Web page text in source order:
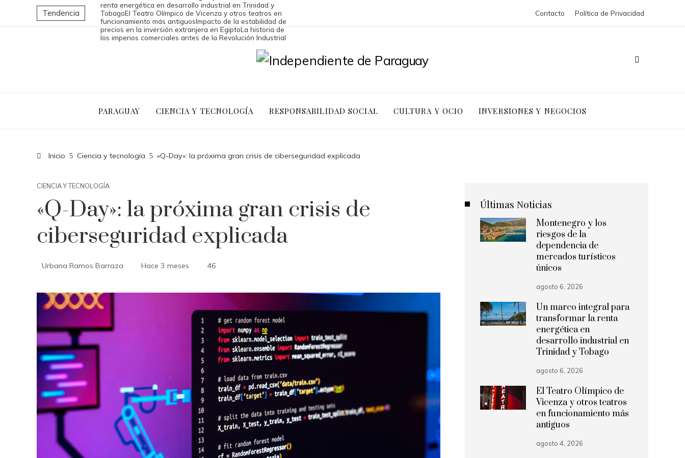
Tendencia
renta energética en desarrollo industrial en Trinidad y
TobagoEl Teatro Olímpico de Vicenza y otros teatros en
funcionamiento más antiguosImpacto de la estabilidad de
precios en la inversión extranjera en EgiptoLa historia de
los imperios comerciales antes de la Revolución Industrial
Contacto Política de Privacidad
PARAGUAY CIENCIA Y TECNOLOGÍA RESPONSABILIDAD SOCIAL CULTURA Y OCIO INVERSIONES Y NEGOCIOS
Inicio Ciencia y tecnología «Q-Day»: la próxima gran crisis de ciberseguridad explicada
CIENCIA Y TECNOLOGÍA
«Q-Day»: la próxima gran crisis de
ciberseguridad explicada
Urbana Ramos Barraza Hace 3 meses 46
Últimas Noticias
Montenegro y los
riesgos de la
dependencia de
mercados turísticos
únicos
agosto 6, 2026
Un marco integral para
transformar la renta
energética en
desarrollo industrial en
Trinidad y Tobago
agosto 6, 2026
El Teatro Olímpico de
Vicenza y otros teatros
en funcionamiento más
antiguos
agosto 4, 2026